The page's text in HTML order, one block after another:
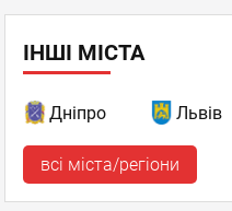
ІНШІ МІСТА
Дніпро Львів
всі міста/регіони